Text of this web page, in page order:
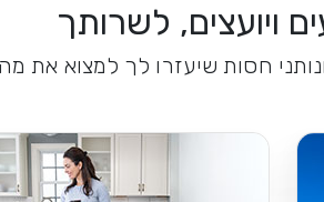
ויועצים, לשרותך
חסות שיעזרו לך למצוא את